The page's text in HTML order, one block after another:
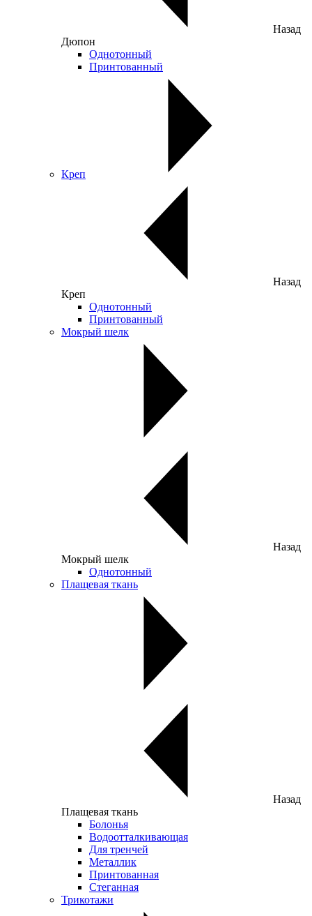
Назад
Дюпон
Однотонный
Принтованный
Креп
Назад
Креп
Однотонный
Принтованный
Мокрый шелк
Назад
Мокрый шелк
Однотонный
Плащевая ткань
Назад
Плащевая ткань
Болонья
Водоотталкивающая
Для тренчей
Металлик
Принтованная
Стеганная
Трикотажи